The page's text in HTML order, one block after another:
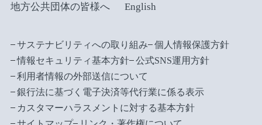
地方公共団体の皆様へ
English
サステナビリティへの取り組み
個人情報保護方針
情報セキュリティ基本方針
公式SNS運用方針
利用者情報の外部送信について
銀行法に基づく電子決済等代行業に係る表示
カスタマーハラスメントに対する基本方針